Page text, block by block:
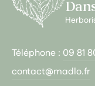
Téléphone : 09 81
contact@madlo.fr